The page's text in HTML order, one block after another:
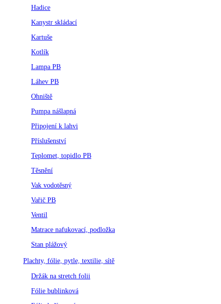
Hadice
Kanystr skládací
Kartuše
Kotlík
Lampa PB
Láhev PB
Ohniště
Pumpa nášlapná
Připojení k lahvi
Příslušenství
Teplomet, topidlo PB
Těsnění
Vak vodotěsný
Vařič PB
Ventil
Matrace nafukovací, podložka
Stan plážový
Plachty, fólie, pytle, textilie, sítě
Držák na stretch folii
Fólie bublinková